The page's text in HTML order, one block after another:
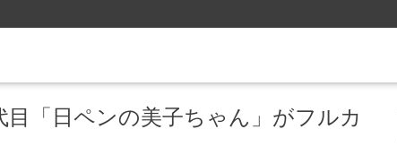
「日ペンの美子ちゃん」がフルカ